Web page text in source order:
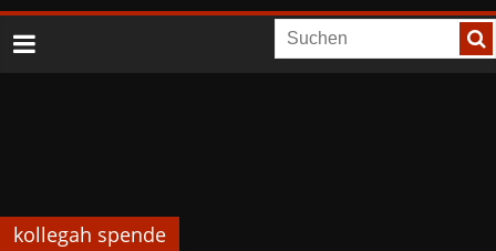
kollegah spende